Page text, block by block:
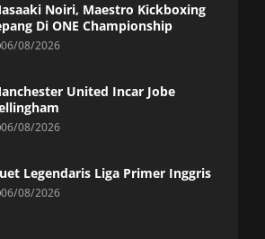
Noiri, Maestro Kickboxing
Di ONE Championship
06/08/2026
United Incar Jobe
06/08/2026
Legendaris Liga Primer Inggris
06/08/2026